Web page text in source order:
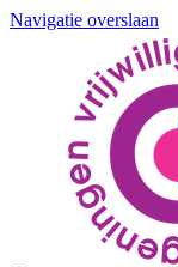
Navigatie overslaan